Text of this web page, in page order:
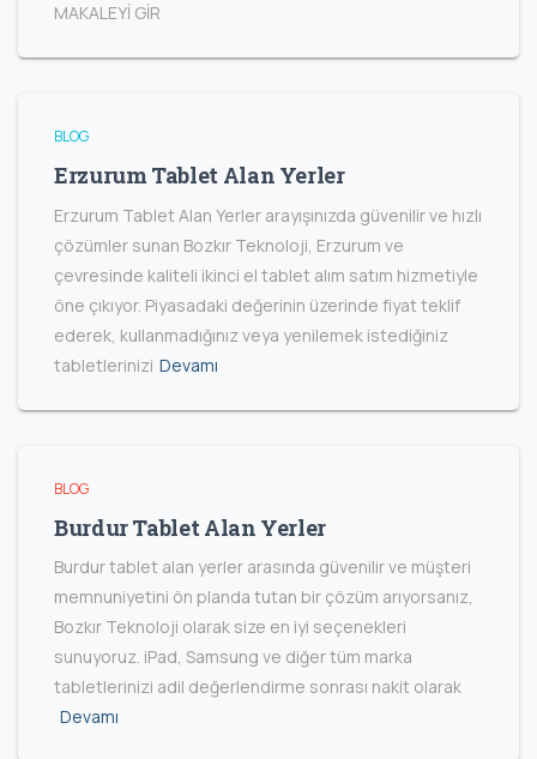
MAKALEYİ GİR
BLOG
Erzurum Tablet Alan Yerler
Erzurum Tablet Alan Yerler arayışınızda güvenilir ve hızlı
çözümler sunan Bozkır Teknoloji, Erzurum ve
çevresinde kaliteli ikinci el tablet alım satım hizmetiyle
öne çıkıyor. Piyasadaki değerinin üzerinde fiyat teklif
ederek, kullanmadığınız veya yenilemek istediğiniz
tabletlerinizi Devamı
BLOG
Burdur Tablet Alan Yerler
Burdur tablet alan yerler arasında güvenilir ve müşteri
memnuniyetini ön planda tutan bir çözüm arıyorsanız,
Bozkır Teknoloji olarak size en iyi seçenekleri
sunuyoruz. iPad, Samsung ve diğer tüm marka
tabletlerinizi adil değerlendirme sonrası nakit olarak
Devamı